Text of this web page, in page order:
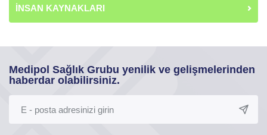
İNSAN KAYNAKLARI
Medipol Sağlık Grubu yenilik ve gelişmelerinden
haberdar olabilirsiniz.